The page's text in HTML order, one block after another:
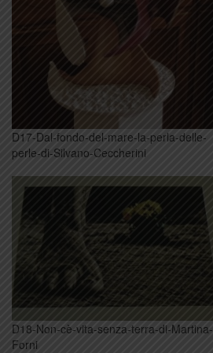
D17-Dal-fondo-del-mare-la-perla-delle-
perle-di-Silvano-Ceccherini
D18-Non-cè-vita-senza-terra-di-Martina-
Forni